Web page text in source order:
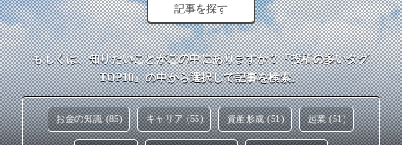
もしくは、知りたいことがこの中にありますか？『投稿の多いタグ
TOP10』の中から選択して記事を検索。
お金の知識 (85) キャリア (55) 資産形成 (51) 起業 (51)